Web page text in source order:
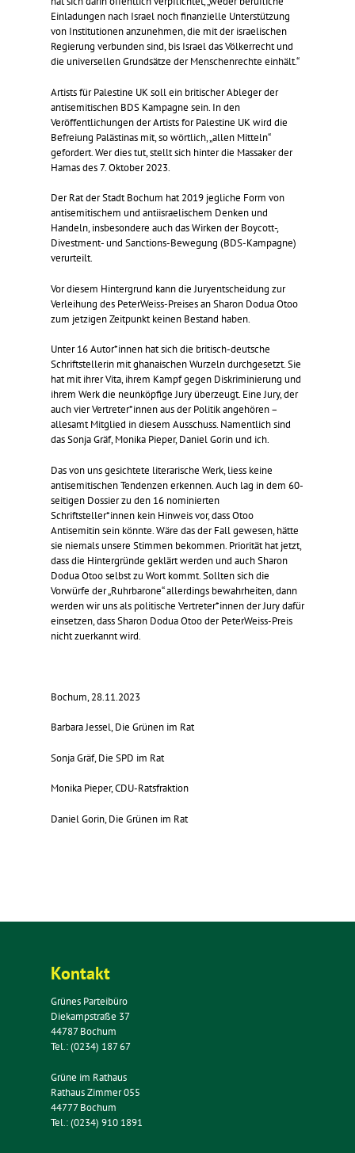
Einladungen nach Israel noch finanzielle Unterstützung
von Institutionen anzunehmen, die mit der israelischen
Regierung verbunden sind, bis Israel das Völkerrecht und
die universellen Grundsätze der Menschenrechte einhält.“
Artists für Palestine UK soll ein britischer Ableger der
antisemitischen BDS Kampagne sein. In den
Veröffentlichungen der Artists for Palestine UK wird die
Befreiung Palästinas mit, so wörtlich, „allen Mitteln“
gefordert. Wer dies tut, stellt sich hinter die Massaker der
Hamas des 7. Oktober 2023.
Der Rat der Stadt Bochum hat 2019 jegliche Form von
antisemitischem und antiisraelischem Denken und
Handeln, insbesondere auch das Wirken der Boycott-,
Divestment- und Sanctions-Bewegung (BDS-Kampagne)
verurteilt.
Vor diesem Hintergrund kann die Juryentscheidung zur
Verleihung des PeterWeiss-Preises an Sharon Dodua Otoo
zum jetzigen Zeitpunkt keinen Bestand haben.
Unter 16 Autor*innen hat sich die britisch-deutsche
Schriftstellerin mit ghanaischen Wurzeln durchgesetzt. Sie
hat mit ihrer Vita, ihrem Kampf gegen Diskriminierung und
ihrem Werk die neunköpfige Jury überzeugt. Eine Jury, der
auch vier Vertreter*innen aus der Politik angehören –
allesamt Mitglied in diesem Ausschuss. Namentlich sind
das Sonja Gräf, Monika Pieper, Daniel Gorin und ich.
Das von uns gesichtete literarische Werk, liess keine
antisemitischen Tendenzen erkennen. Auch lag in dem 60-
seitigen Dossier zu den 16 nominierten
Schriftsteller*innen kein Hinweis vor, dass Otoo
Antisemitin sein könnte. Wäre das der Fall gewesen, hätte
sie niemals unsere Stimmen bekommen. Priorität hat jetzt,
dass die Hintergründe geklärt werden und auch Sharon
Dodua Otoo selbst zu Wort kommt. Sollten sich die
Vorwürfe der „Ruhrbarone“ allerdings bewahrheiten, dann
werden wir uns als politische Vertreter*innen der Jury dafür
einsetzen, dass Sharon Dodua Otoo der PeterWeiss-Preis
nicht zuerkannt wird.
Bochum, 28.11.2023
Barbara Jessel, Die Grünen im Rat
Sonja Gräf, Die SPD im Rat
Monika Pieper, CDU-Ratsfraktion
Daniel Gorin, Die Grünen im Rat
Kontakt
Grünes Parteibüro
Diekampstraße 37
44787 Bochum
Tel.: (0234) 187 67
Grüne im Rathaus
Rathaus Zimmer 055
44777 Bochum
Tel.: (0234) 910 1891